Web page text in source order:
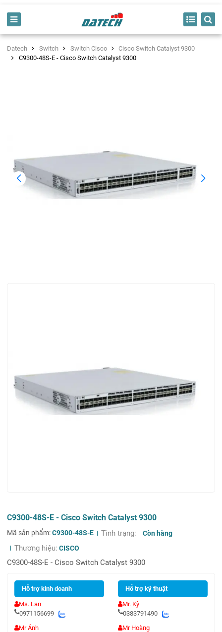
Datech Switch Switch Cisco
Cisco Switch Catalyst 9300
C9300-48S-E - Cisco Switch Catalyst 9300
C9300-48S-E - Cisco Switch Catalyst 9300
Mã sản phẩm:C9300-48S-E Tình trạng: Còn hàng
Thương hiệu: CISCO
C9300-48S-E - Cisco Switch Catalyst 9300
Hỗ trợ kinh doanh
Ms. Lan
0971156699
Mr Ánh
Hỗ trợ kỹ thuật
Mr. Kỳ
0383791490
Mr Hoàng